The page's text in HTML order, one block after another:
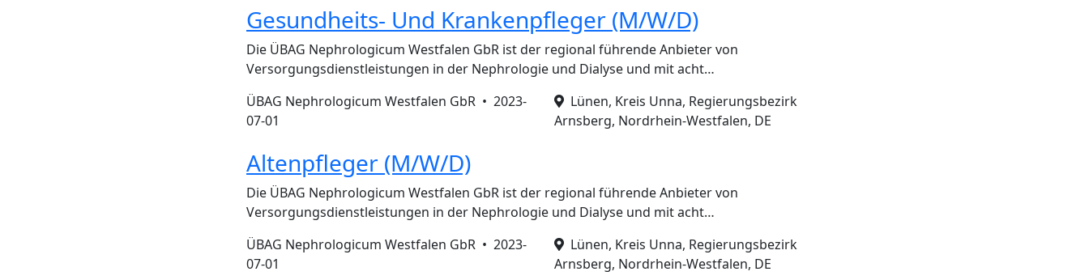
Gesundheits- Und Krankenpfleger (M/W/D)
Die ÜBAG Nephrologicum Westfalen GbR ist der regional führende Anbieter von
Versorgungsdienstleistungen in der Nephrologie und Dialyse und mit acht…
ÜBAG Nephrologicum Westfalen GbR • 2023-
07-01
Lünen, Kreis Unna, Regierungsbezirk
Arnsberg, Nordrhein-Westfalen, DE
Altenpfleger (M/W/D)
Die ÜBAG Nephrologicum Westfalen GbR ist der regional führende Anbieter von
Versorgungsdienstleistungen in der Nephrologie und Dialyse und mit acht…
ÜBAG Nephrologicum Westfalen GbR • 2023-
07-01
Lünen, Kreis Unna, Regierungsbezirk
Arnsberg, Nordrhein-Westfalen, DE